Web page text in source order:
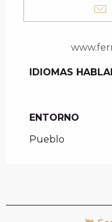
IDIOMAS
IDIOMAS
ENTORNO
ENTORNO
Pueblo